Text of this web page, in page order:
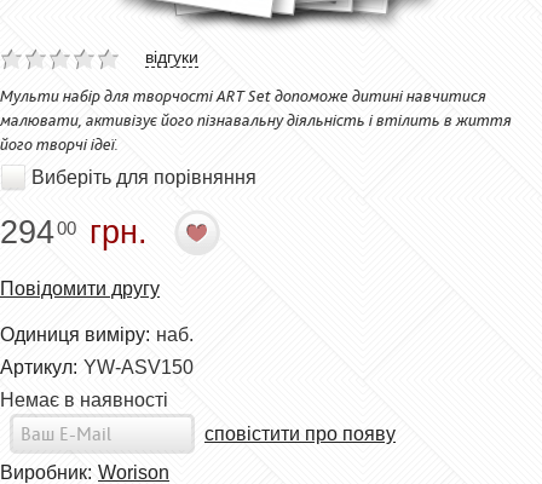
відгуки
Мульти набір для творчості ART Set допоможе дитині навчитися
малювати, активізує його пізнавальну діяльність і втілить в життя
його творчі ідеї.
Виберіть для порівняння
29400 грн.
Повідомити другу
Одиниця виміру: наб.
Артикул: YW-ASV150
Немає в наявності
сповістити про появу
Виробник: Worison